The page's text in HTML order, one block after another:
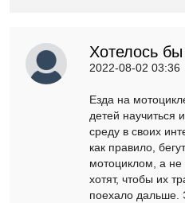
Хотелось
2022-08-02 03:36
Езда на
детей научиться
среду в своих
как правило,
мотоциклом, а
хотят, чтобы их
поехало дальше.